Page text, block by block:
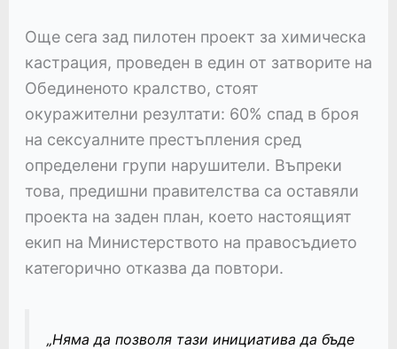
Още сега зад пилотен проект за химическа
кастрация, проведен в един от затворите на
Обединеното кралство, стоят
окуражителни резултати: 60% спад в броя
на сексуалните престъпления сред
определени групи нарушители. Въпреки
това, предишни правителства са оставяли
проекта на заден план, което настоящият
екип на Министерството на правосъдието
категорично отказва да повтори.
„Няма да позволя тази инициатива да бъде